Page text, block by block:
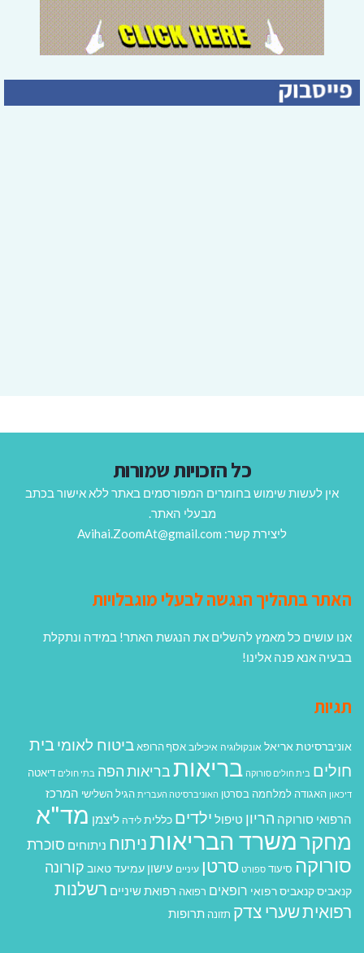
כל הזכויות שמורות
אין לעשות שימוש בחומרים המפורסמים באתר ללא אישור בכתב
מבעלי האתר.
ליצירת קשר: Avihai.ZoomAt@gmail.com
האתר בתהליך הנגשה לבעלי מוגבלויות
אנו עושים כל מאמץ להשלים את הנגשת האתר! במידה ונתקלת
בבעיה אנא פנה אלינו!
תגיות
אוניברסיטת אריאל אונקולוגיה איכילוב אסף הרופא ביטוח לאומיבית
חולים בית חולים סורוקה בריאותבריאות הפה בתי חולים דיאטה
דיכאון האגודה למלחמה בסרטן האוניברסיטה העברית הגיל השלישי המרכז
הרפואי סורוקה הריון טיפול ילדים כללית לידה ליצמן מד"א
מחקרמשרד הבריאותניתוח ניתוחים סוכרת
סורוקה סיעוד ספורט סרטן עיניים עישון עמיעד טאוב קורונה
קנאביסקנאביס רפואי רופאים רפואה רפואת שיניים רשלנות
רפואיתשערי צדק תזונה תרופות